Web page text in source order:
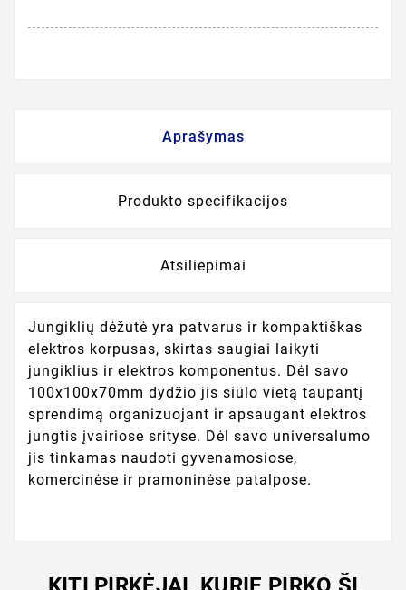
Aprašymas
Produkto specifikacijos
Atsiliepimai
Jungiklių dėžutė yra patvarus ir kompaktiškas
elektros korpusas, skirtas saugiai laikyti
jungiklius ir elektros komponentus. Dėl savo
100x100x70mm dydžio jis siūlo vietą taupantį
sprendimą organizuojant ir apsaugant elektros
jungtis įvairiose srityse. Dėl savo universalumo
jis tinkamas naudoti gyvenamosiose,
komercinėse ir pramoninėse patalpose.